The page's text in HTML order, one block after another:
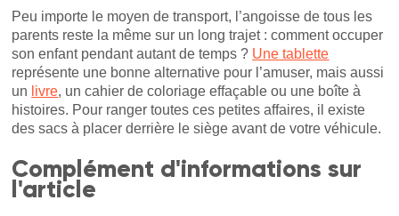
Peu importe le moyen de transport, l’angoisse de tous les
parents reste la même sur un long trajet : comment occuper
son enfant pendant autant de temps ? Une tablette
représente une bonne alternative pour l’amuser, mais aussi
un livre, un cahier de coloriage effaçable ou une boîte à
histoires. Pour ranger toutes ces petites affaires, il existe
des sacs à placer derrière le siège avant de votre véhicule.
Complément d'informations sur
l'article